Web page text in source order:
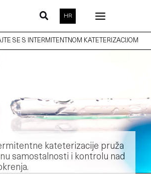
HR
SE S INTERMITENTNOM KATETERIZACIJOM
kateterizacije pruža
samostalnosti i kontrolu nad